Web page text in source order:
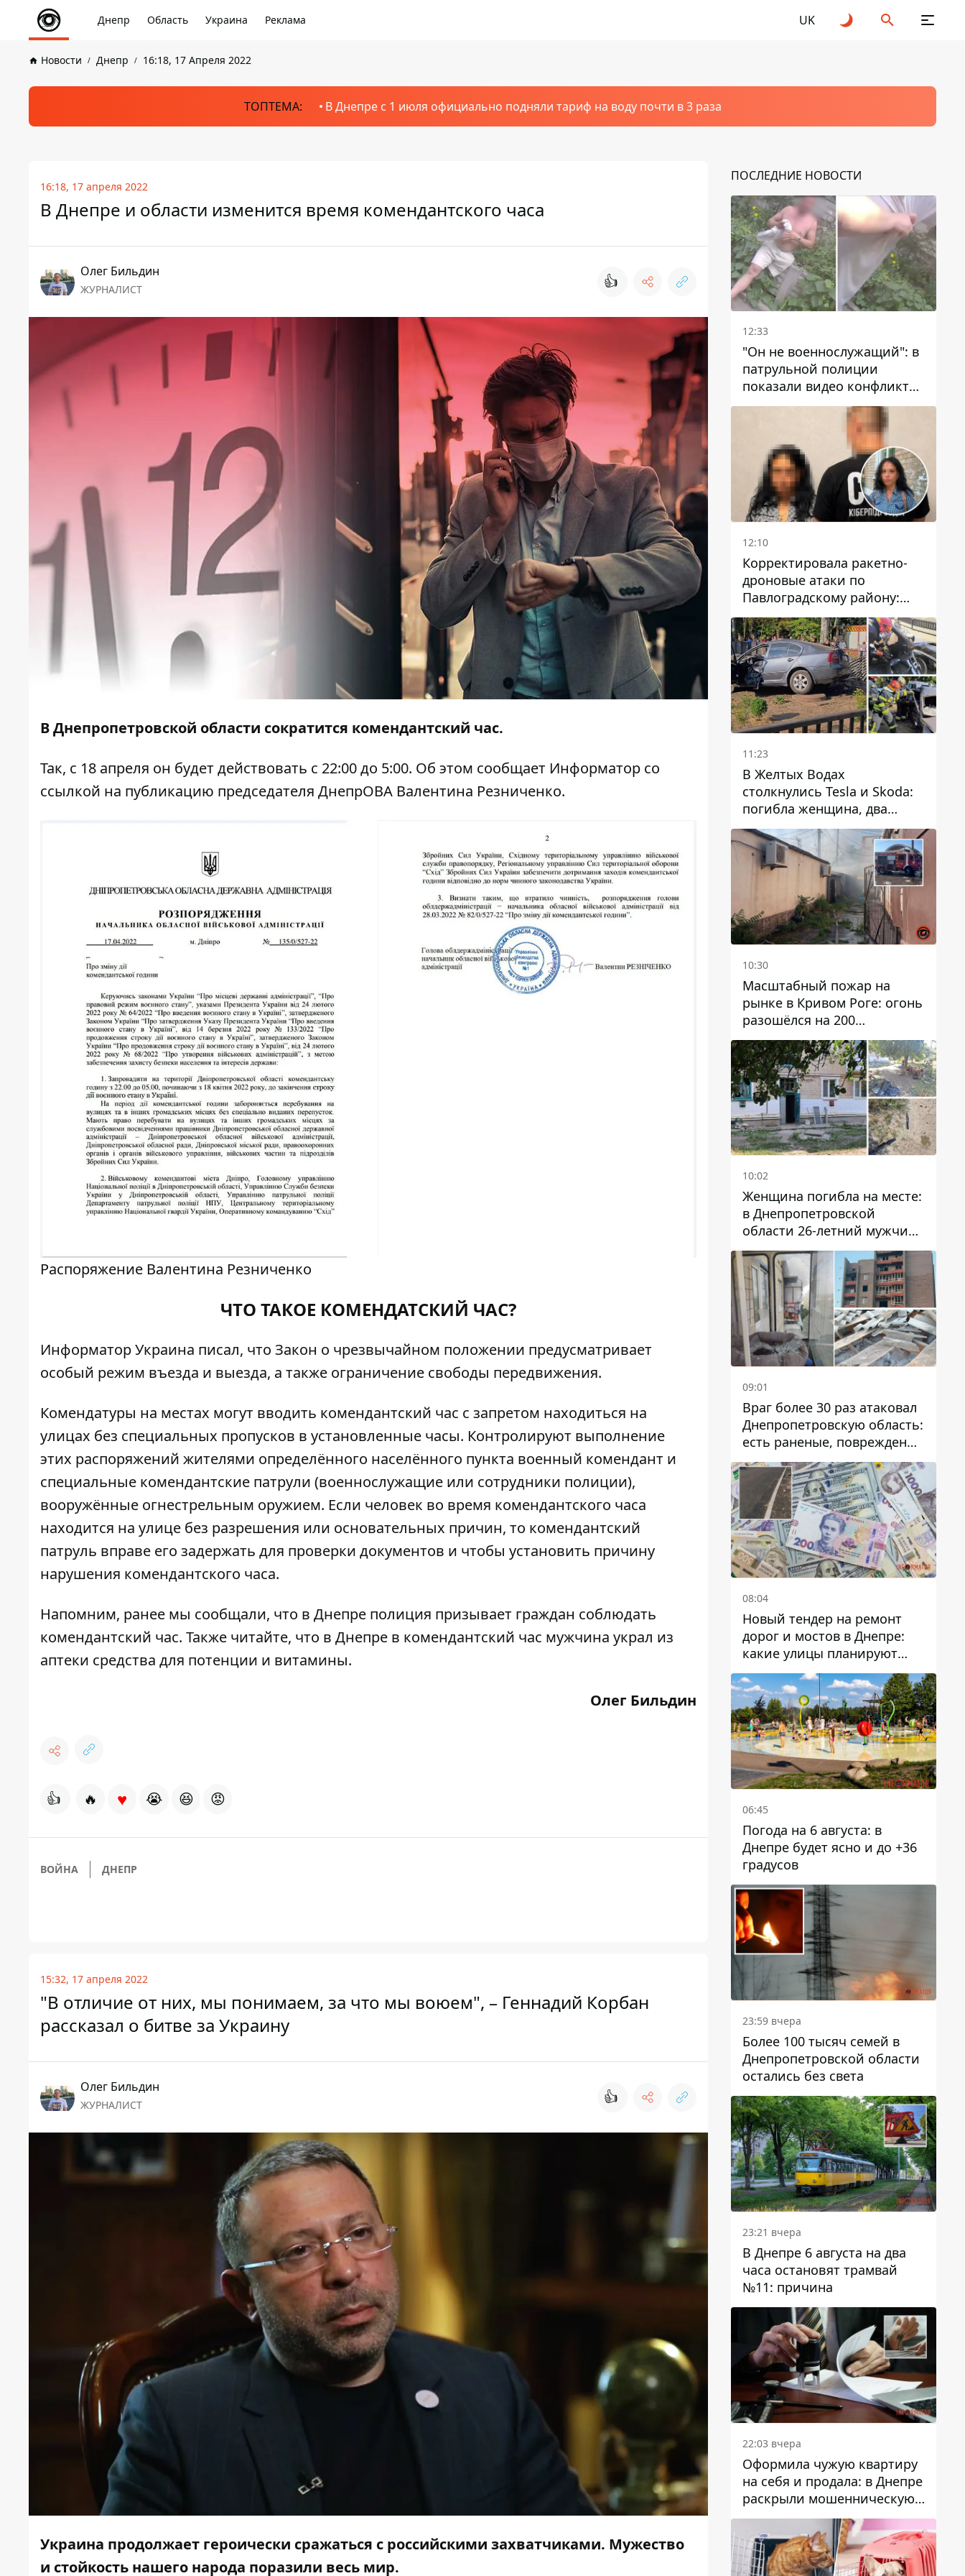
Днепр Область Украина Реклама UK
Новости Днепр 16:18, 17 Апреля 2022
ТОПТЕМА: В Днепре с 1 июля официально подняли тариф на воду почти в 3 раза
16:18, 17 апреля 2022
В Днепре и области изменится время комендантского часа
Олег Бильдин
ЖУРНАЛИСТ 👍
В Днепропетровской области сократится комендантский час.
Так, с 18 апреля он будет действовать с 22:00 до 5:00. Об этом сообщает Информатор со
ссылкой на публикацию председателя ДнепрОВА Валентина Резниченко.
Распоряжение Валентина Резниченко
ЧТО ТАКОЕ КОМЕНДАТСКИЙ ЧАС?
Информатор Украина писал, что Закон о чрезвычайном положении предусматривает
особый режим въезда и выезда, а также ограничение свободы передвижения.
Комендатуры на местах могут вводить комендантский час с запретом находиться на
улицах без специальных пропусков в установленные часы. Контролируют выполнение
этих распоряжений жителями определённого населённого пункта военный комендант и
специальные комендантские патрули (военнослужащие или сотрудники полиции),
вооружённые огнестрельным оружием. Если человек во время комендантского часа
находится на улице без разрешения или основательных причин, то комендантский
патруль вправе его задержать для проверки документов и чтобы установить причину
нарушения комендантского часа.
Напомним, ранее мы сообщали, что в Днепре полиция призывает граждан соблюдать
комендантский час. Также читайте, что в Днепре в комендантский час мужчина украл из
аптеки средства для потенции и витамины.
Олег Бильдин
👍 🔥 ♥ 😭 😆 😡
ВОЙНА ДНЕПР
15:32, 17 апреля 2022
"В отличие от них, мы понимаем, за что мы воюем", – Геннадий Корбан
рассказал о битве за Украину
Олег Бильдин
ЖУРНАЛИСТ 👍
Украина продолжает героически сражаться с российскими захватчиками. Мужество
и стойкость нашего народа поразили весь мир.
ПОСЛЕДНИЕ НОВОСТИ
12:33
"Он не военнослужащий": в
патрульной полиции
показали видео конфликта
с мужчиной без ноги на
проспекте Поля в Днепре
12:10
Корректировала ракетно-
дроновые атаки по
Павлоградскому району:
задержали вражескую
агентку
11:23
В Желтых Водах
столкнулись Tesla и Skoda:
погибла женщина, два
человека пострадали
10:30
Масштабный пожар на
рынке в Кривом Роге: огонь
разошёлся на 200
квадратных метров
10:02
Женщина погибла на месте:
в Днепропетровской
области 26-летний мужчина
избил трех человек
металлическим предметом
09:01
Враг более 30 раз атаковал
Днепропетровскую область:
есть раненые, повреждены
лицей, дома и предприятия
08:04
Новый тендер на ремонт
дорог и мостов в Днепре:
какие улицы планируют
обновить и сколько
десятков миллионов гривен
на это хотят потратить
06:45
Погода на 6 августа: в
Днепре будет ясно и до +36
градусов
23:59 вчера
Более 100 тысяч семей в
Днепропетровской области
остались без света
23:21 вчера
В Днепре 6 августа на два
часа остановят трамвай
№11: причина
22:03 вчера
Оформила чужую квартиру
на себя и продала: в Днепре
раскрыли мошенническую
схему с недвижимостью